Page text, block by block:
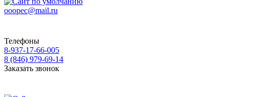
ooopec@mail.ru
Телефоны
8-937-17-66-005
8 (846) 979-69-14
Заказать звонок